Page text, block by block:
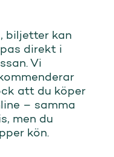
biljetter kan
direkt i
Vi
att du köper
– samma
men du
kön.